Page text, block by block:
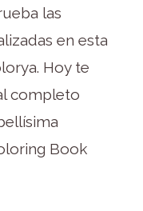
las
en esta
Hoy te
completo
Book